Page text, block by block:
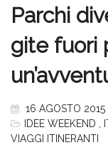
Parchi
gite fuori
16 AGOSTO 2015
IDEE WEEKEND
VIAGGI ITINERANTI